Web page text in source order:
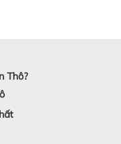
Thô?